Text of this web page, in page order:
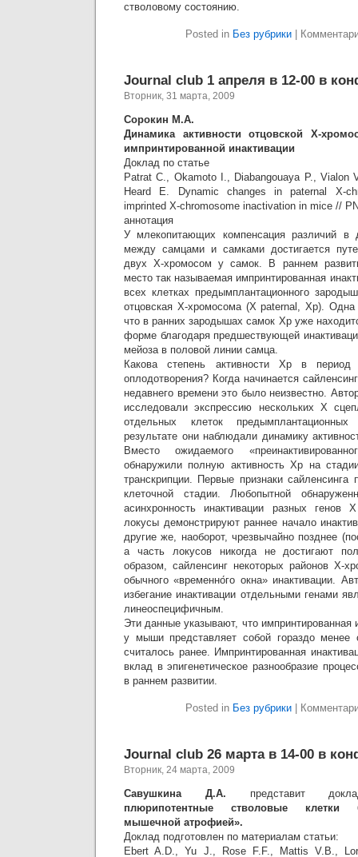
стволовому состоянию.
Posted in Без рубрики
Journal club 1 апреля в 12-00 в
Вторник, 31 марта, 2009
Сорокин М.А.
Динамика активности отцовской Х-
импринтированной инактивации
Доклад по статье
Patrat C., Okamoto I., Diabangouaya P., Vialon
Heard E. Dynamic changes in paternal X-
imprinted X-chromosome inactivation in mice //
аннотация
У млекопитающих компенсация различий в
между самцами и самками достигается
двух Х-хромосом у самок. В раннем
место так называемая импринтированная
всех клетках предымплантационного
отцовская Х-хромосома (X paternal, Xp). Одна
что в ранних зародышах самок Хр уже
форме благодаря предшествующей
мейоза в половой линии самца.
Какова степень активности Хр в период
оплодотворения? Когда начинается
недавнего времени это было неизвестно.
исследовали экспрессию нескольких Х
отдельных клеток
результате они наблюдали динамику
Вместо ожидаемого
обнаружили полную активность Хр на стадии
транскрипции. Первые признаки
клеточной стадии. Любопытной
асинхронность инактивации разных генов
локусы демонстрируют раннее начало
другие же, наоборот, чрезвычайно позднее
а часть локусов никогда не достигают
образом, сайленсинг некоторых районов Х-
обычного «временно́го окна» инактивации.
избегание инактивации отдельными генами
линеоспецифичным.
Эти данные указывают, что импринтированная
у мыши представляет собой гораздо менее
считалось ранее. Импринтированная
вклад в эпигенетическое разнообразие
в раннем развитии.
Posted in Без рубрики
Journal club 26 марта в 14-00 в
Вторник, 24 марта, 2009
Савушкина Д.А. представит
плюрипотентные стволовые клетки
мышечной атрофией».
Доклад подготовлен по материалам статьи:
Ebert A.D., Yu J., Rose F.F., Mattis V.B.,